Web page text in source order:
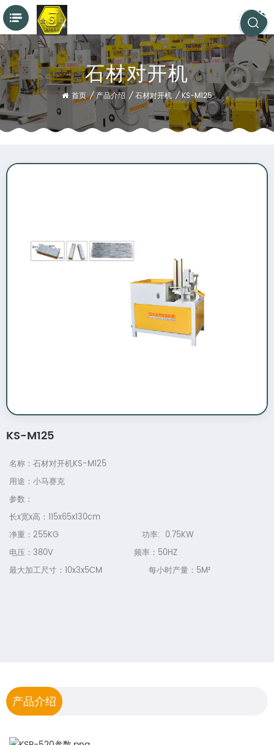
石材对开机
首页 / 产品介绍 / 石材对开机 / KS-M125
KS-M125
名称：石材对开机KS-M125
用途：小马赛克
参数：
长x宽x高：115x65x130cm
净重：255KG 功率: 0.75KW
电压：380V 频率：50HZ
最大加工尺寸：10x3x5CM 每小时产量：5M²
产品介绍